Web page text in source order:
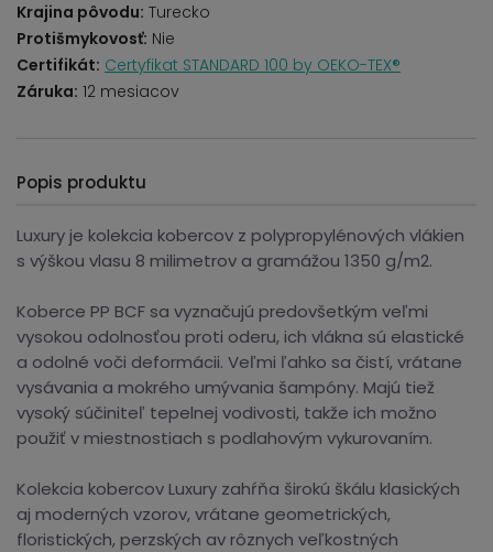
Krajina pôvodu: Turecko
Protišmykovosť: Nie
Certifikát: Certyfikat STANDARD 100 by OEKO-TEX®
Záruka: 12 mesiacov
Popis produktu
Luxury je kolekcia kobercov z polypropylénových vlákien
s výškou vlasu 8 milimetrov a gramážou 1350 g/m2.
Koberce PP BCF sa vyznačujú predovšetkým veľmi
vysokou odolnosťou proti oderu, ich vlákna sú elastické
a odolné voči deformácii. Veľmi ľahko sa čistí, vrátane
vysávania a mokrého umývania šampóny. Majú tiež
vysoký súčiniteľ tepelnej vodivosti, takže ich možno
použiť v miestnostiach s podlahovým vykurovaním.
Kolekcia kobercov Luxury zahŕňa širokú škálu klasických
aj moderných vzorov, vrátane geometrických,
floristických, perzských av rôznych veľkostných